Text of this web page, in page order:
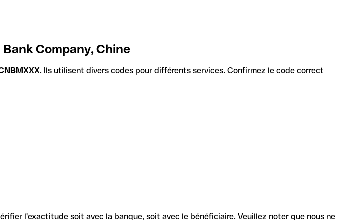
Company, Chine
. Ils utilisent divers codes pour différents services. Confirmez le code correct
l'exactitude soit avec la banque, soit avec le bénéficiaire. Veuillez noter que nous ne